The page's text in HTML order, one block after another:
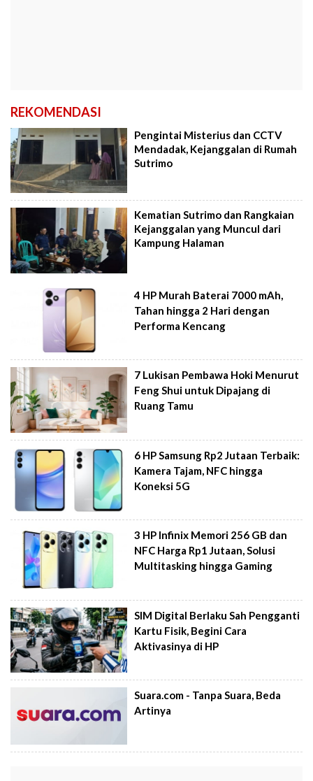
REKOMENDASI
Pengintai Misterius dan CCTV
Mendadak, Kejanggalan di Rumah
Sutrimo
Kematian Sutrimo dan Rangkaian
Kejanggalan yang Muncul dari
Kampung Halaman
4 HP Murah Baterai 7000 mAh,
Tahan hingga 2 Hari dengan
Performa Kencang
7 Lukisan Pembawa Hoki Menurut
Feng Shui untuk Dipajang di
Ruang Tamu
6 HP Samsung Rp2 Jutaan Terbaik:
Kamera Tajam, NFC hingga
Koneksi 5G
3 HP Infinix Memori 256 GB dan
NFC Harga Rp1 Jutaan, Solusi
Multitasking hingga Gaming
SIM Digital Berlaku Sah Pengganti
Kartu Fisik, Begini Cara
Aktivasinya di HP
Suara.com - Tanpa Suara, Beda
Artinya